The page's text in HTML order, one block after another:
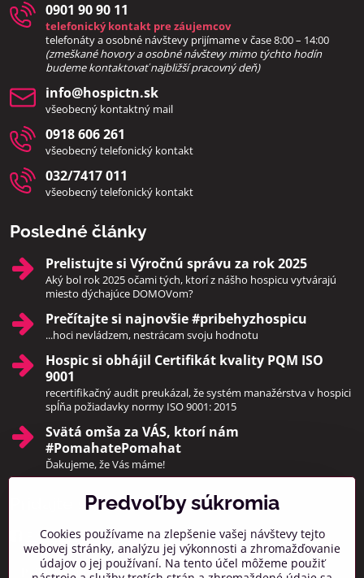
0901 90 90 11
telefonický kontakt pre záujemcov
telefonáty a osobné návštevy prijímame v čase 8:00 – 14:00
(zmeškané hovory a osobné návštevy mimo týchto hodín
budeme kontaktovať najbližší pracovný deň)
info​@hospictn​.sk
všeobecný kontaktný mail
0918 606 261
všeobecný telefonický kontakt
032/7417 011
všeobecný telefonický kontakt
Posledné články
Prelistujte si Výročnú správu za rok 2025
Aký bol rok 2025 očami tých, ktorí z nášho hospicu vytvárajú
miesto dýchajúce DOMOVom?
Prečítajte si najnovšie #pribehyzhospicu
...hoci nevládzem, nestrácam svoju hodnotu
Hospic si obhájil Certifikát kvality PQM ISO
9001
recertifikačný audit preukázal, že systém manažérstva v hospici
spĺňa požiadavky normy ISO 9001: 2015
Svätá omša za VÁS, ktorí nám
#PomahatePomahat
Ďakujeme, že Vás máme!
Pridajte sa k nám
Facebook Instagram
Prihlásiť na odber noviniek
Predvoľby súkromia
Cookies používame na zlepšenie vašej návštevy tejto
webovej stránky, analýzu jej výkonnosti a zhromažďovanie
údajov o jej používaní. Na tento účel môžeme použiť